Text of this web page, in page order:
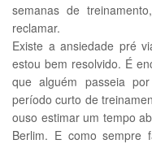
semanas de
reclamar.
Existe a ansiedade pré
estou bem resolvido. É
que alguém passeia
período curto de
ouso estimar um tempo
Berlim. E como sempre